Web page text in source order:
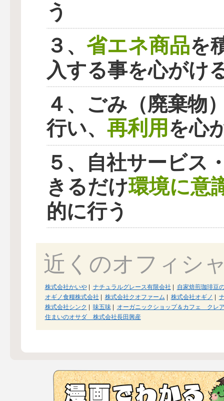
う
３、 省エネ商品を
入する事を心がけ
４、ごみ（廃棄物
行い、 再利用を心
５、自社サービス
きるだけ環境に意
的に行う
近くのオフィシ
株式会社かいや| ナチュラルグレース有限会社
自家焙煎珈琲豆
オギノ食糧株式会社
株式会社クオファーム 株式会社オギノ
株式会社シンク
味五味|
オーガニックショップ＆カフェ クレ
住まいのオサダ 株式会社長田興産